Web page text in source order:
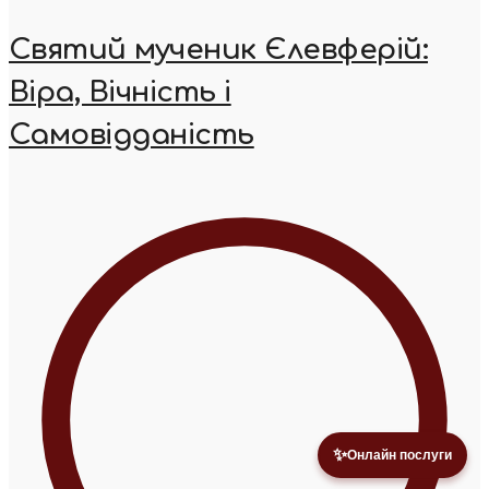
✨Онлайн послуги
Святий мученик Єлевферій:
Віра, Вічність і
Самовідданість